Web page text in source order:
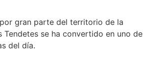
gran parte del territorio de la
se ha convertido en uno de
del día.